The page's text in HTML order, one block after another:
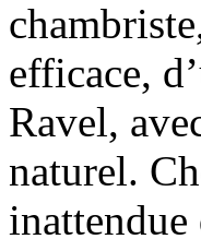
efficace,
Ravel,
naturel.